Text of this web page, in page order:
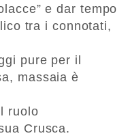
e dar tempo
tra i connotati,
pure per il
massaia è
ruolo
Crusca.